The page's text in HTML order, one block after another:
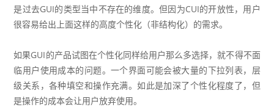
是过去GUI的类型当中不存在的维度。但因为CUI的开放性，用户
很容易给出上面这样的高度个性化（非结构化）的需求。
如果GUI的产品试图在个性化同样给用户那么多选择，就不得不面
临用户使用成本的问题。一个界面可能会被大量的下拉列表，层
级关系，各种填空和操作充满。如此是加深了个性化程度了，但
是操作的成本会让用户放弃使用。